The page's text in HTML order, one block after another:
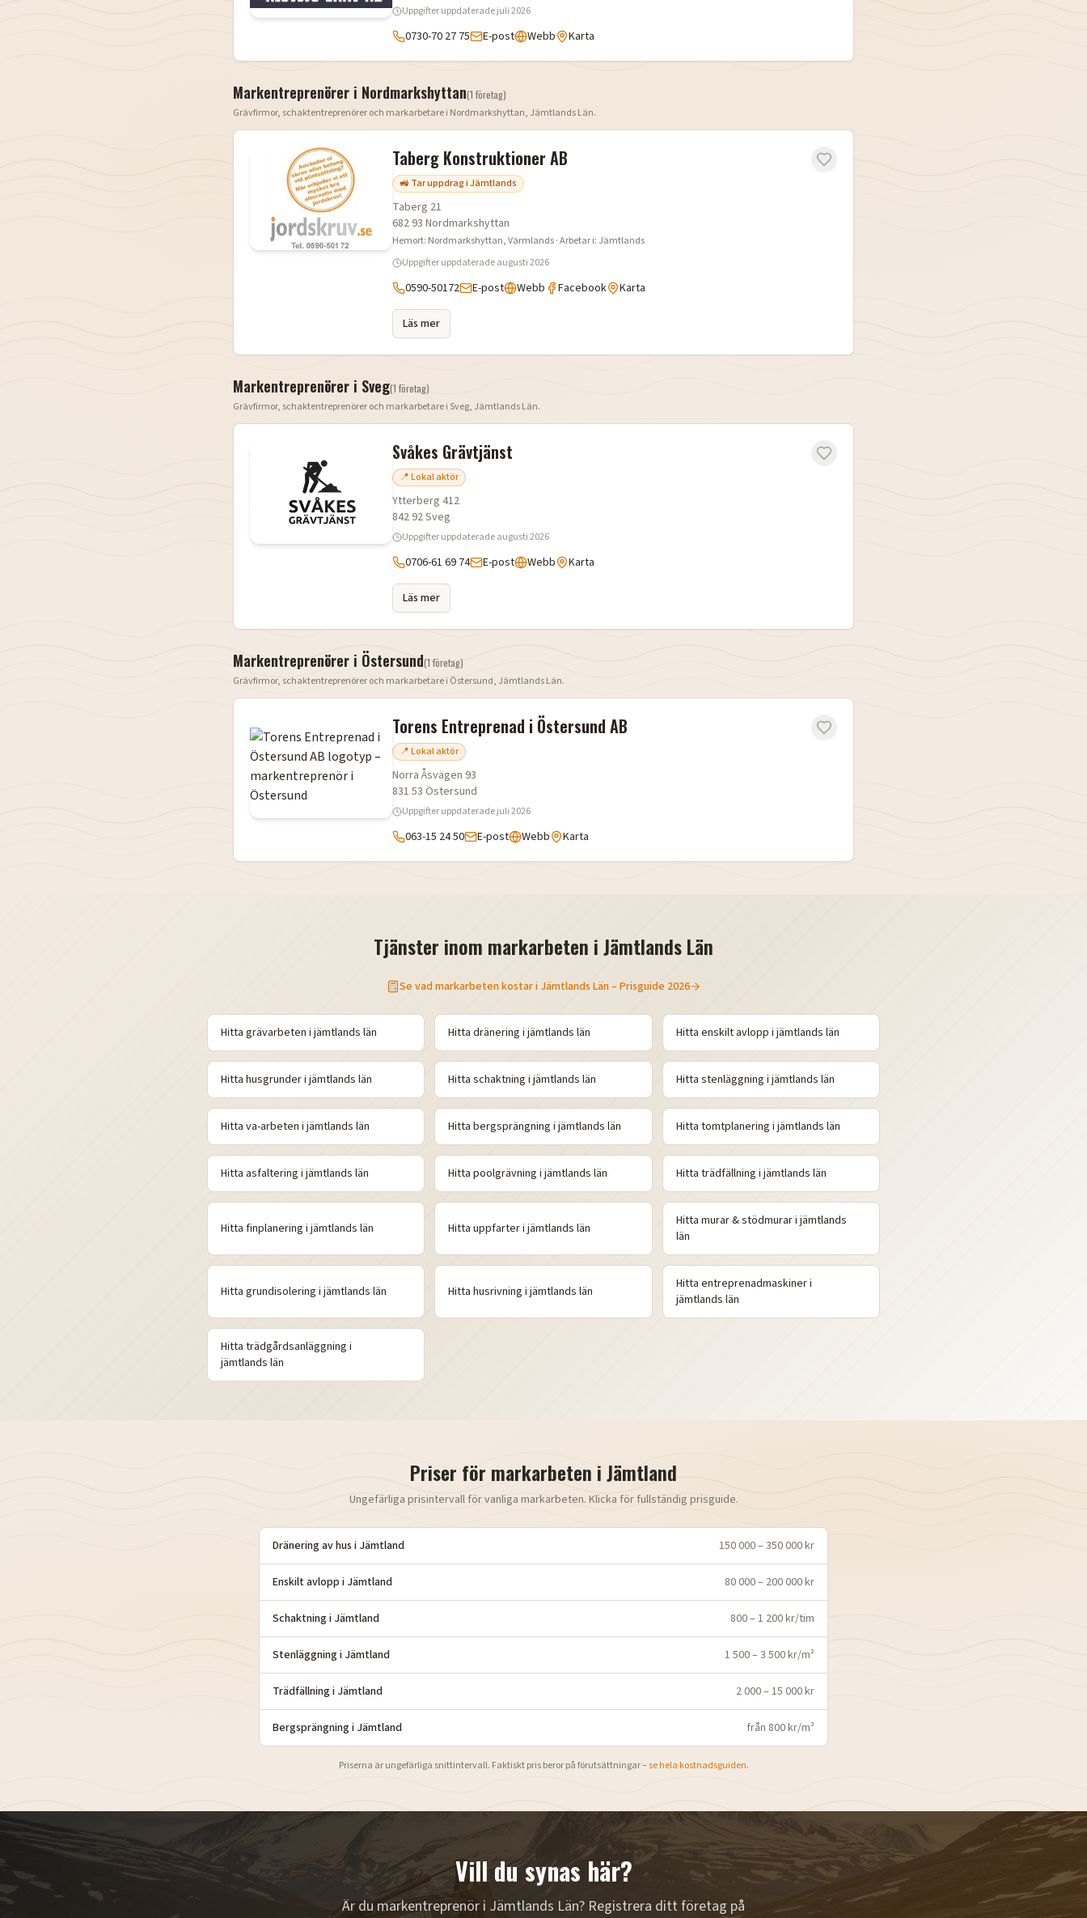
Uppgifter uppdateradejuli 2026
0730-70 27 75 E-post Webb Karta
Markentreprenörer i Nordmarkshyttan(1 företag)
Grävfirmor, schaktentreprenörer och markarbetare i Nordmarkshyttan, Jämtlands Län.
Taberg Konstruktioner AB
🚜 Tar uppdrag i Jämtlands
Taberg 21
682 93 Nordmarkshyttan
Hemort: Nordmarkshyttan, Värmlands· Arbetar i: Jämtlands
Uppgifter uppdateradeaugusti 2026
0590-50172 E-post Webb Facebook Karta
Läs mer
Markentreprenörer i Sveg(1 företag)
Grävfirmor, schaktentreprenörer och markarbetare i Sveg, Jämtlands Län.
Svåkes Grävtjänst
📍 Lokal aktör
Ytterberg 412
842 92Sveg
Uppgifter uppdateradeaugusti 2026
0706-61 69 74 E-post Webb Karta
Läs mer
Markentreprenörer i Östersund(1företag)
Grävfirmor, schaktentreprenörer och markarbetare i Östersund, Jämtlands Län.
Torens Entreprenad i Östersund AB
📍 Lokal aktör
Norra Åsvägen 93
831 53 Östersund
Uppgifter uppdateradejuli 2026
063-15 24 50 E-post Webb Karta
Tjänster inom markarbeten iJämtlands Län
Se vad markarbeten kostar i Jämtlands Län– Prisguide 2026
Hitta grävarbeten i jämtlands län Hittadränering ijämtlands län Hitta enskilt avlopp i jämtlands län
Hitta husgrunderi jämtlands län Hittaschaktning ijämtlands län Hitta stenläggning i jämtlands län
Hitta va-arbeten i jämtlands län Hittabergsprängning ijämtlands län Hitta tomtplanering i jämtlands län
Hitta asfaltering i jämtlands län Hittapoolgrävning ijämtlands län Hitta trädfällning i jämtlands län
Hitta finplanering i jämtlands län Hittauppfarterijämtlands län Hitta murar & stödmurari jämtlands
län
Hitta grundisolering i jämtlands län Hittahusrivning ijämtlands län Hitta entreprenadmaskineri
jämtlands län
Hitta trädgårdsanläggning i
jämtlands län
Priser för markarbeten iJämtland
Ungefärliga prisintervall för vanliga markarbeten. Klicka för fullständig prisguide.
Dränering av hus i Jämtland 150 000 – 350 000 kr
Enskilt avlopp i Jämtland 80 000 – 200 000 kr
Schaktningi Jämtland 800 – 1 200 kr/tim
Stenläggningi Jämtland 1 500 – 3 500 kr/m²
Trädfällningi Jämtland 2 000 – 15 000 kr
Bergsprängningi Jämtland från 800 kr/m³
Priserna är ungefärliga snittintervall. Faktiskt pris beror på förutsättningar – se hela kostnadsguiden.
Vill du synas här?
Är du markentreprenör i Jämtlands Län? Registrera ditt företag på